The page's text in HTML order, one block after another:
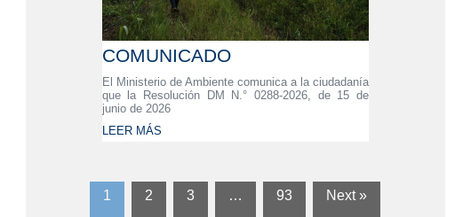
COMUNICADO
El Ministerio de Ambiente comunica a la ciudadanía
que la Resolución DM N.° 0288-2026, de 15 de
junio de 2026
LEER MÁS
1 2 3 … 93 Next »